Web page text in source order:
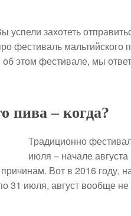
успели захотеть
фестиваль
этом фестивале, мы
пива – когда?
Традиционно
июля – начале
Вот в 2016 году,
31 июля, август вообще